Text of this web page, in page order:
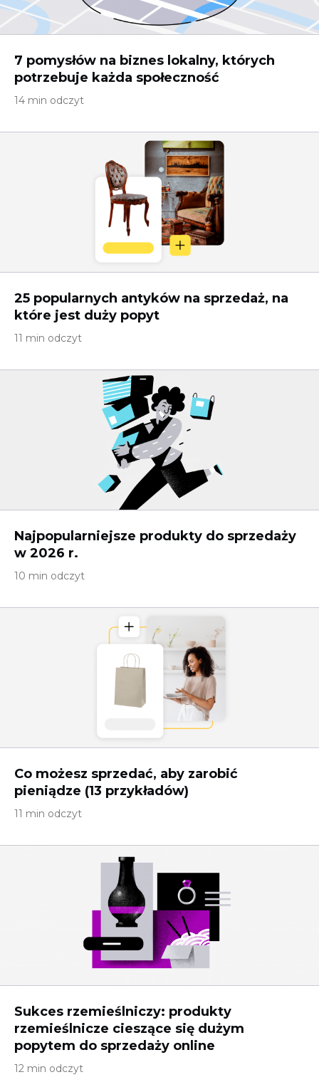
7 pomysłów na biznes lokalny, których
potrzebuje każda społeczność
14 min odczyt
25 popularnych antyków na sprzedaż, na
które jest duży popyt
11 min odczyt
Najpopularniejsze produkty do sprzedaży
w 2026 r.
10 min odczyt
Co możesz sprzedać, aby zarobić
pieniądze (13 przykładów)
11 min odczyt
Sukces rzemieślniczy: produkty
rzemieślnicze cieszące się dużym
popytem do sprzedaży online
12 min odczyt